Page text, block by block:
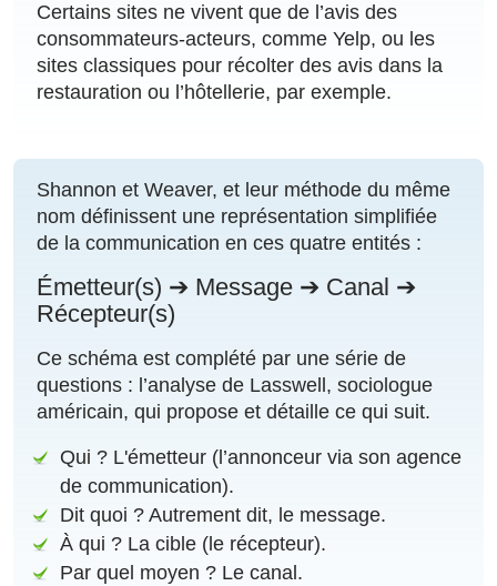
Certains sites ne vivent que de l’avis des
consommateurs-acteurs, comme Yelp, ou les
sites classiques pour récolter des avis dans la
restauration ou l’hôtellerie, par exemple.
Shannon et Weaver, et leur méthode du même
nom définissent une représentation simplifiée
de la communication en ces quatre entités :
Émetteur(s) ➔ Message ➔ Canal ➔
Récepteur(s)
Ce schéma est complété par une série de
questions : l’analyse de Lasswell, sociologue
américain, qui propose et détaille ce qui suit.
Qui ? L'émetteur (l’annonceur via son agence
de communication).
Dit quoi ? Autrement dit, le message.
À qui ? La cible (le récepteur).
Par quel moyen ? Le canal.